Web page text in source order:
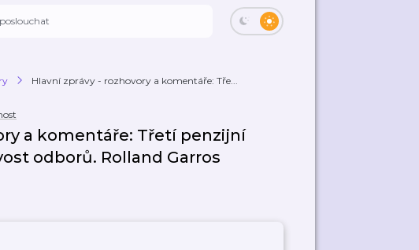
Hlavní zprávy - rozhovory a komentáře: Tře...
a komentáře: Třetí penzijní
odborů. Rolland Garros